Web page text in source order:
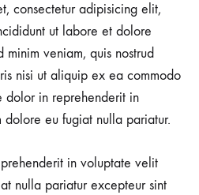
consectetur adipisicing elit,
ut labore et dolore
veniam, quis nostrud
nisi ut aliquip ex ea commodo
dolor in reprehenderit in
eu fugiat nulla pariatur.
in voluptate velit
nulla pariatur excepteur sint